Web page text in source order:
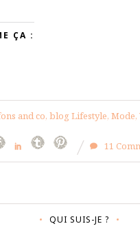
ÇA :
and co, blog Lifestyle, Mode,
11
QUI SUIS-JE ?